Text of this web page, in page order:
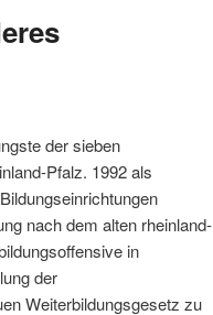
der sieben
Pfalz. 1992 als
nach dem alten rheinland-
in
der
Weiterbildungsgesetz zu